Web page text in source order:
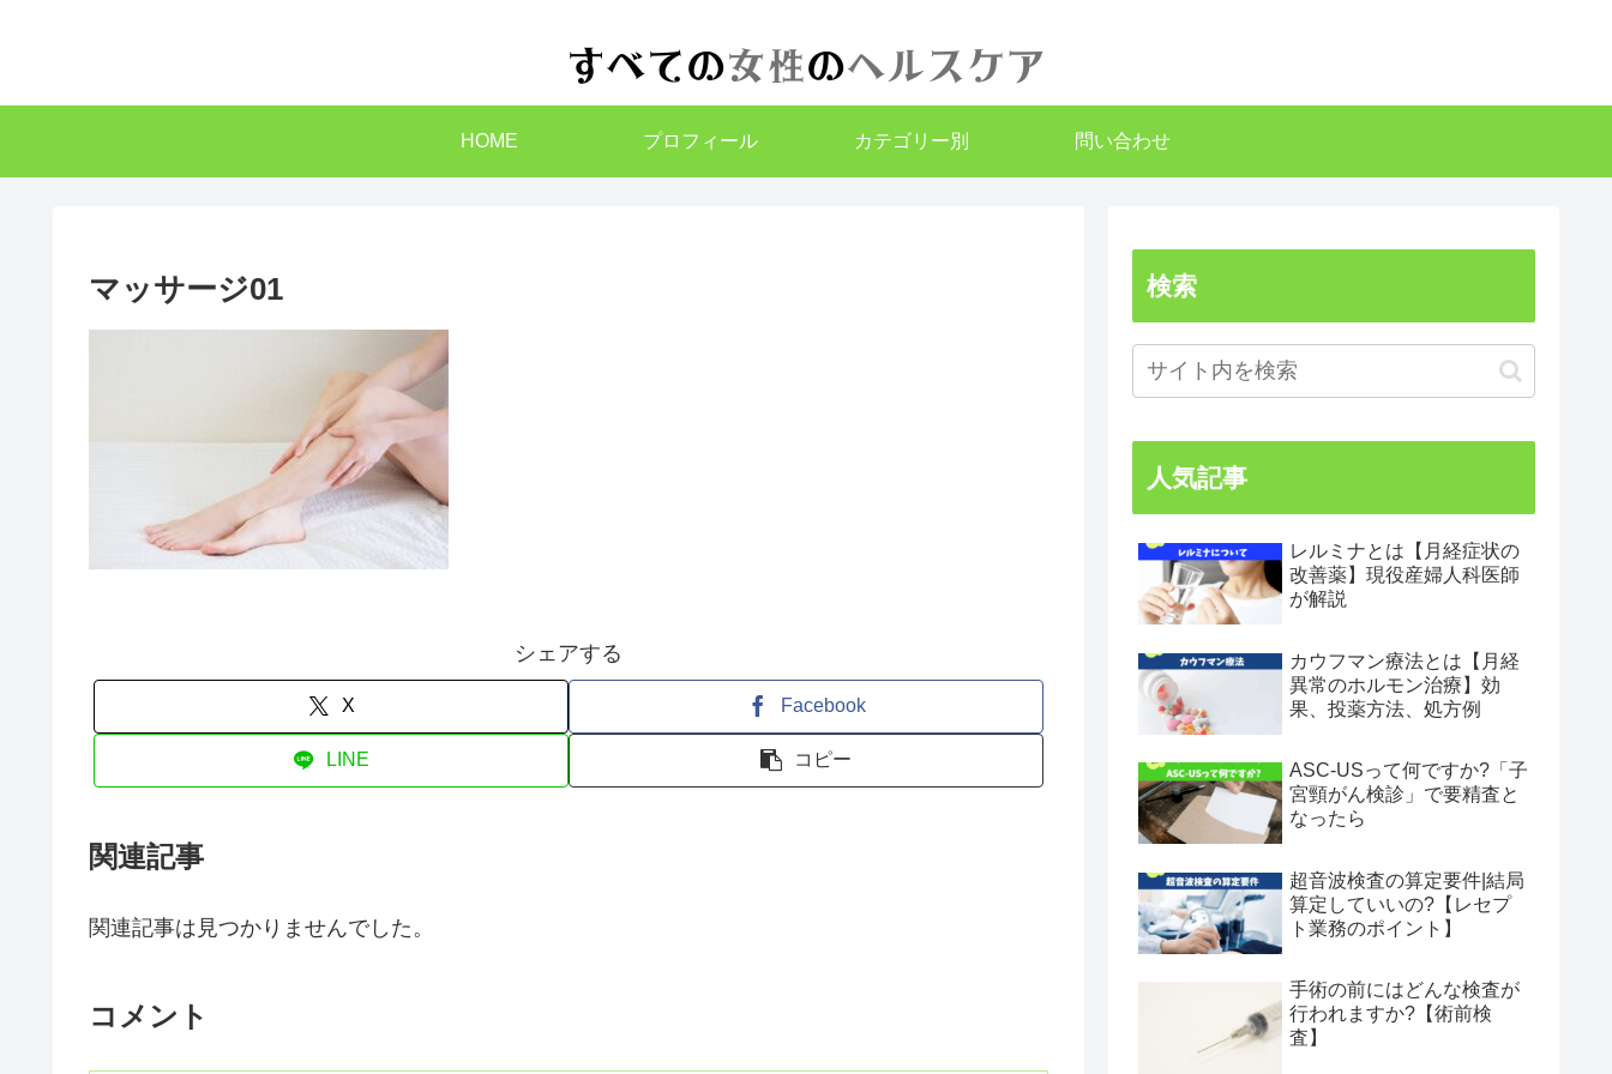
HOME プロフィール カテゴリー別 問い合わせ
マッサージ01
シェアする
X Facebook
LINE コピー
関連記事
関連記事は見つかりませんでした。
コメント
検索
人気記事
レルミナとは【月経症状の
改善薬】現役産婦人科医師
が解説
カウフマン療法とは【月経
異常のホルモン治療】効
果、投薬方法、処方例
ASC-USって何ですか?「子
宮頸がん検診」で要精査と
なったら
超音波検査の算定要件|結局
算定していいの?【レセプ
ト業務のポイント】
手術の前にはどんな検査が
行われますか?【術前検
査】